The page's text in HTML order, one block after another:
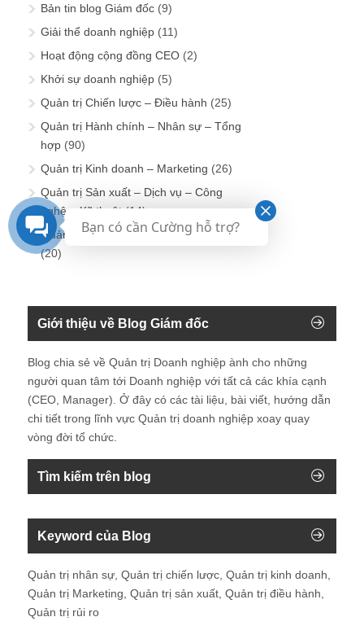
Bản tin blog Giám đốc (9)
Giải thể doanh nghiệp (11)
Hoạt động cộng đồng CEO (2)
Khởi sự doanh nghiệp (5)
Quản trị Chiến lược – Điều hành (25)
Quản trị Hành chính – Nhân sự – Tổng
hợp (90)
Quản trị Kinh doanh – Marketing (26)
Quản trị Sản xuất – Dịch vụ – Công
nghệ – Kỹ thuật(14)
Quản trị Tài chính – Kế toán – Đầu tư
(20)
Giới thiệu về Blog Giám đốc
Blog chia sẻ về Quản trị Doanh nghiệp ành cho những
người quan tâm tới Doanh nghiệp với tất cả các khía cạnh
(CEO, Manager). Ở đây có các tài liệu, bài viết, hướng dẫn
chi tiết trong lĩnh vực Quản trị doanh nghiệp xoay quay
vòng đời tổ chức.
Tìm kiếm trên blog
Keyword của Blog
Quản trị nhân sự, Quản trị chiến lược, Quản trị kinh doanh,
Quản trị Marketing, Quản trị sản xuất, Quản trị điều hành,
Quản trị rủi ro
Bạn có cần Cường hỗ trợ?